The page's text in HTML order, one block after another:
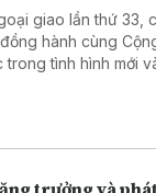
giao lần thứ 33,
hành cùng
tình hình mới
trưởng và